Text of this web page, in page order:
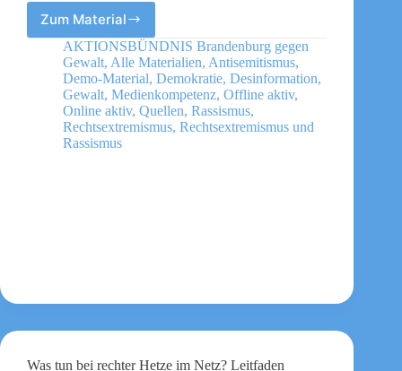
Zum MaterialNeutralitätsgebot
Wer
muss
neutral
sein?
AKTIONSBÜNDNIS Brandenburg gegen
Gewalt, Alle Materialien, Antisemitismus,
Demo-Material, Demokratie, Desinformation,
Gewalt, Medienkompetenz, Offline aktiv,
Online aktiv, Quellen, Rassismus,
Rechtsextremismus, Rechtsextremismus und
Rassismus
Was tun bei rechter Hetze im Netz? Leitfaden